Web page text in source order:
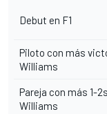
Debut en F1
Piloto con más
Williams
Pareja con más 1-
Williams